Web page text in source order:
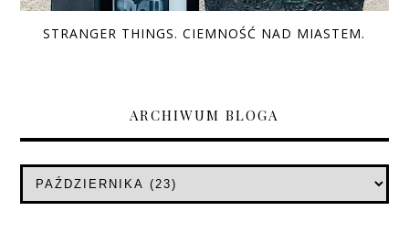
STRANGER THINGS. CIEMNOŚĆ NAD MIASTEM.
ARCHIWUM BLOGA